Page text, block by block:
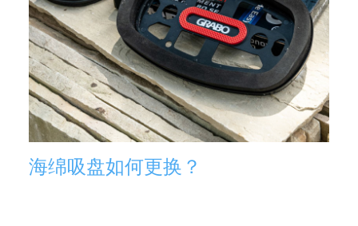
海绵吸盘如何更换？